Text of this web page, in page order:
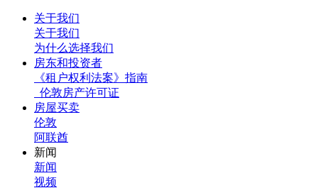
关于我们
关于我们
为什么选择我们
房东和投资者
《租户权利法案》指南
伦敦房产许可证
房屋买卖
伦敦
阿联酋
新闻
新闻
视频